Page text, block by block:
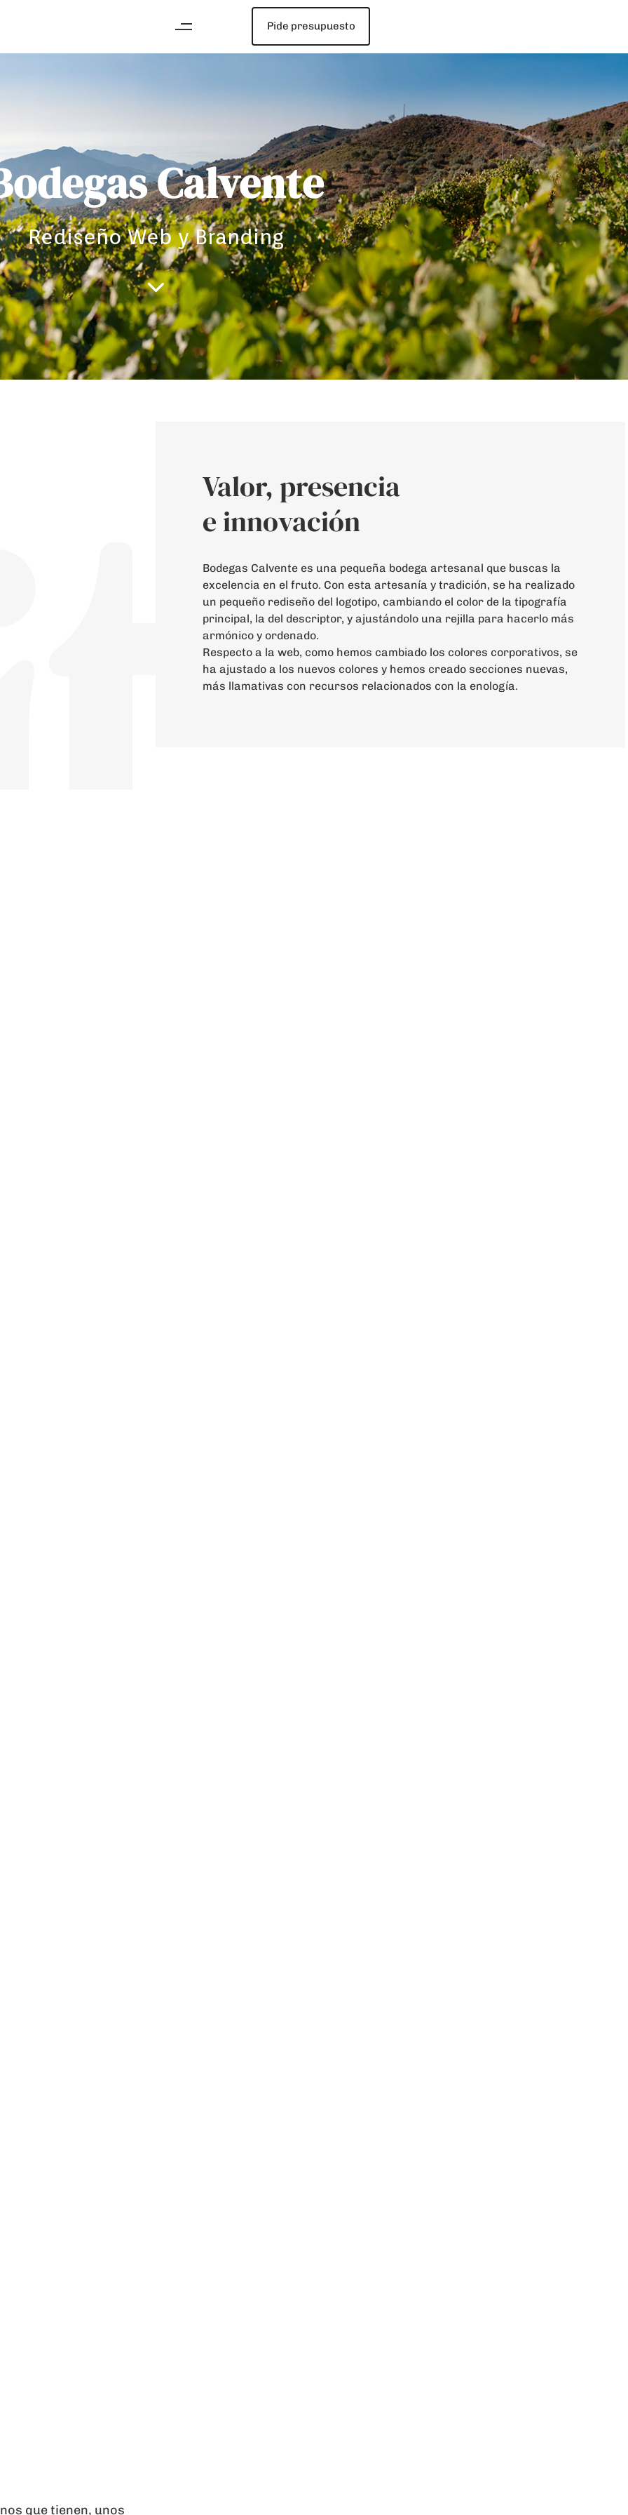
Pide presupuesto
Calvente
Rediseño Web y Branding
Valor, presencia
e innovación
Bodegas Calvente es una pequeña bodega artesanal que buscas la
excelencia en el fruto. Con esta artesanía y tradición, se ha realizado
un pequeño rediseño del logotipo, cambiando el color de la tipografía
principal, la del descriptor, y ajustándolo una rejilla para hacerlo más
armónico y ordenado.
Respecto a la web, como hemos cambiado los colores corporativos, se
ha ajustado a los nuevos colores y hemos creado secciones nuevas,
más llamativas con recursos relacionados con la enología.
que tienen, unos